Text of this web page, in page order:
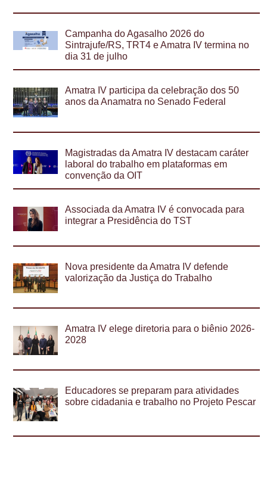
Campanha do Agasalho 2026 do
Sintrajufe/RS, TRT4 e Amatra IV termina no
dia 31 de julho
Amatra IV participa da celebração dos 50
anos da Anamatra no Senado Federal
Magistradas da Amatra IV destacam caráter
laboral do trabalho em plataformas em
convenção da OIT
Associada da Amatra IV é convocada para
integrar a Presidência do TST
Nova presidente da Amatra IV defende
valorização da Justiça do Trabalho
Amatra IV elege diretoria para o biênio 2026-
2028
Educadores se preparam para atividades
sobre cidadania e trabalho no Projeto Pescar